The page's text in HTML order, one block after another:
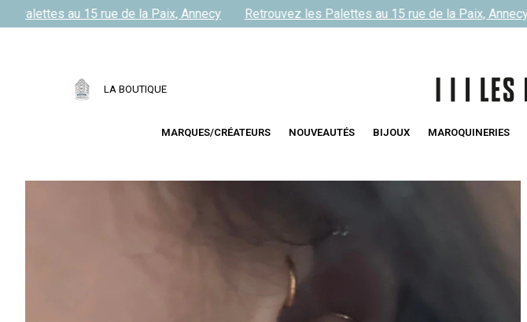
Palettes au 15 rue de la Paix, Annecy Retrouvez les Palettes au 15 rue de la Paix, Annecy
LA BOUTIQUE
MARQUES/CRÉATEURS NOUVEAUTÉS BIJOUX MAROQUINERIES